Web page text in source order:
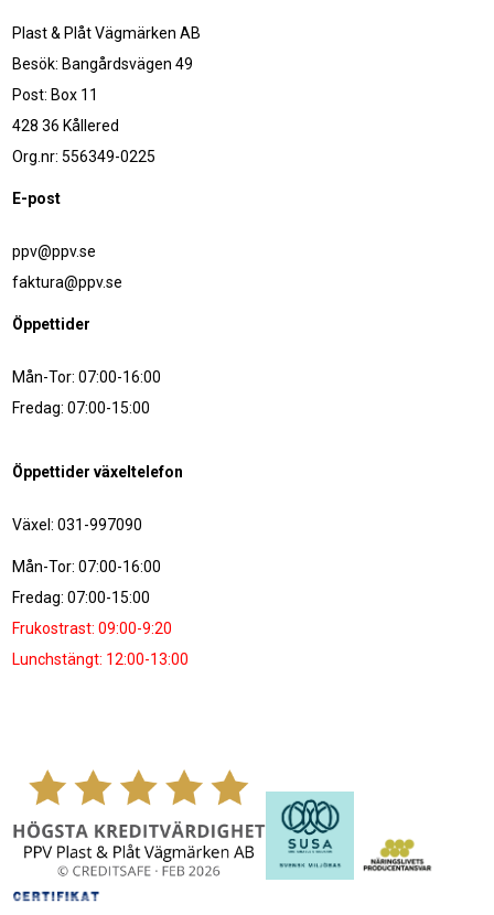
Plast & Plåt Vägmärken AB
Besök: Bangårdsvägen 49
Post: Box 11
428 36 Kållered
Org.nr: 556349-0225
E-post
ppv@ppv.se
faktura@ppv.se
Öppettider
Mån-Tor: 07:00-16:00
Fredag: 07:00-15:00
Öppettider växeltelefon
Växel: 031-997090
Mån-Tor: 07:00-16:00
Fredag: 07:00-15:00
Frukostrast: 09:00-9:20
Lunchstängt: 12:00-13:00